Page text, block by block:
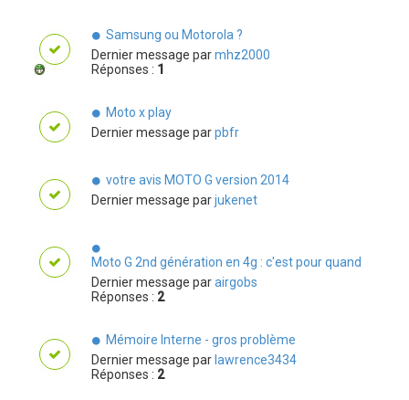
Samsung ou Motorola ?
Dernier message parmhz2000
Réponses : 1
Moto x play
Dernier message parpbfr
votre avis MOTO G version 2014
Dernier message parjukenet
Moto G 2nd génération en 4g : c'est pour quand
Dernier message parairgobs
Réponses : 2
Mémoire Interne - gros problème
Dernier message parlawrence3434
Réponses : 2